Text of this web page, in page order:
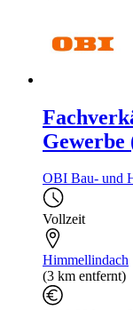
Gewerbe
OBI Bau- und
Vollzeit
Himmellindach
(3 km entfernt)